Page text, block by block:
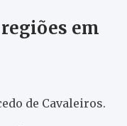
em
de Cavaleiros.